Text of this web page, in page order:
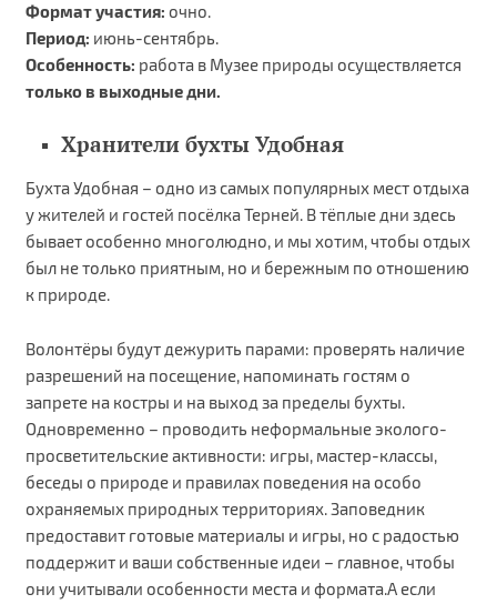
Формат участия: очно.
Период: июнь-сентябрь.
Особенность: работа в Музее природы осуществляется
только в выходные дни.
Хранители бухты Удобная
Бухта Удобная – одно из самых популярных мест отдыха
у жителей и гостей посёлка Терней. В тёплые дни здесь
бывает особенно многолюдно, и мы хотим, чтобы отдых
был не только приятным, но и бережным по отношению
к природе.
Волонтёры будут дежурить парами: проверять наличие
разрешений на посещение, напоминать гостям о
запрете на костры и на выход за пределы бухты.
Одновременно – проводить неформальные эколого-
просветительские активности: игры, мастер-классы,
беседы о природе и правилах поведения на особо
охраняемых природных территориях. Заповедник
предоставит готовые материалы и игры, но с радостью
поддержит и ваши собственные идеи – главное, чтобы
они учитывали особенности места и формата.А если